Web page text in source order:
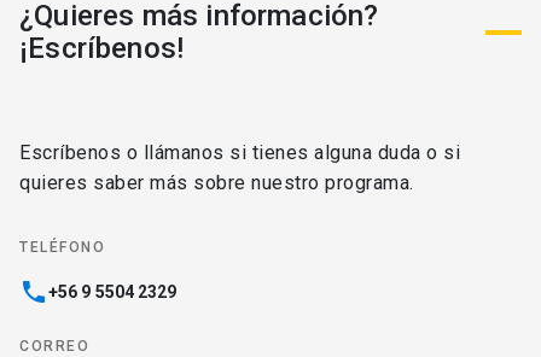
¿Quieres más información?
¡Escríbenos!
Escríbenos o llámanos si tienes alguna duda o si
quieres saber más sobre nuestro programa.
TELÉFONO
phone+56 9 5504 2329
CORREO